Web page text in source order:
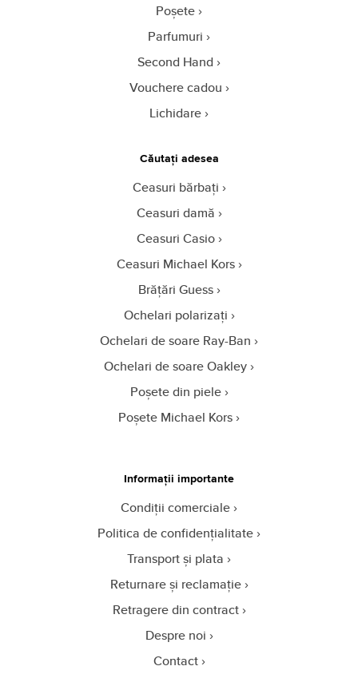
Poșete
Parfumuri
Second Hand
Vouchere cadou
Lichidare
Căutați adesea
Ceasuri bărbați
Ceasuri damă
Ceasuri Casio
Ceasuri Michael Kors
Brățări Guess
Ochelari polarizați
Ochelari de soare Ray-Ban
Ochelari de soare Oakley
Poșete din piele
Poșete Michael Kors
Informații importante
Condiții comerciale
Politica de confidențialitate
Transport și plata
Returnare și reclamație
Retragere din contract
Despre noi
Contact